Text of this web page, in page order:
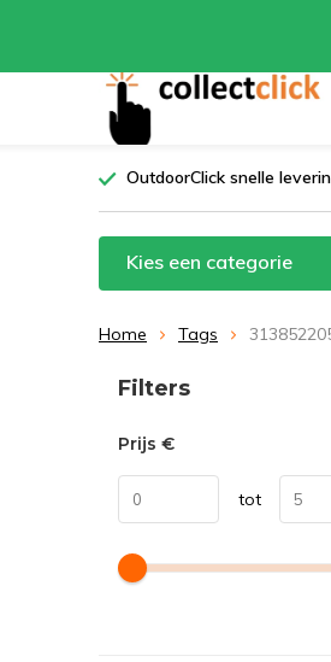
OutdoorClick snelle
Kies een categorie
Home Tags
Sorteren op:
Filters
Prijs €
tot